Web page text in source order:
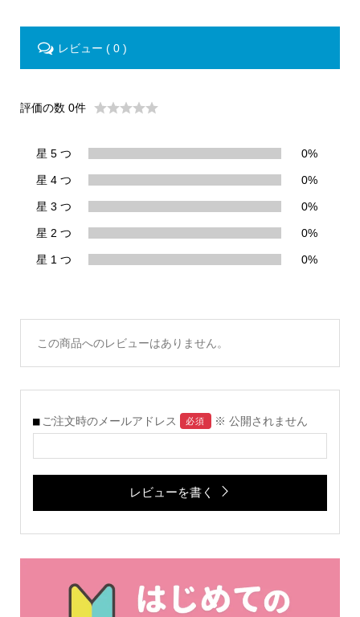
レビュー ( 0 )
評価の数 0件
星 5 つ 0%
星 4 つ 0%
星 3 つ 0%
星 2 つ 0%
星 1 つ 0%
この商品へのレビューはありません。
ご注文時のメールアドレス 必須 ※ 公開されません
レビューを書く